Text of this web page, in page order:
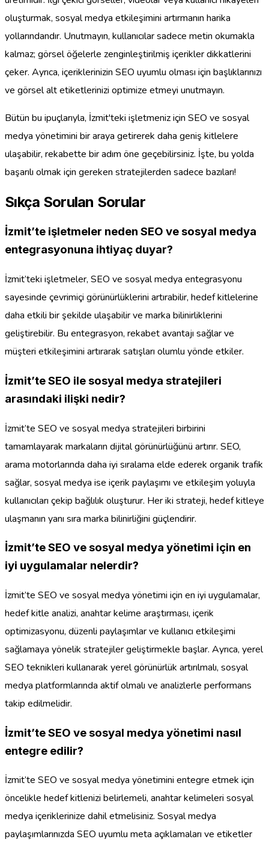
oluşturmak, sosyal medya etkileşimini artırmanın harika
yollarındandır. Unutmayın, kullanıcılar sadece metin okumakla
kalmaz; görsel öğelerle zenginleştirilmiş içerikler dikkatlerini
çeker. Ayrıca, içeriklerinizin SEO uyumlu olması için başlıklarınızı
ve görsel alt etiketlerinizi optimize etmeyi unutmayın.
Bütün bu ipuçlarıyla, İzmit'teki işletmeniz için SEO ve sosyal
medya yönetimini bir araya getirerek daha geniş kitlelere
ulaşabilir, rekabette bir adım öne geçebilirsiniz. İşte, bu yolda
başarılı olmak için gereken stratejilerden sadece bazıları!
Sıkça Sorulan Sorular
İzmit’te işletmeler neden SEO ve sosyal medya
entegrasyonuna ihtiyaç duyar?
İzmit’teki işletmeler, SEO ve sosyal medya entegrasyonu
sayesinde çevrimiçi görünürlüklerini artırabilir, hedef kitlelerine
daha etkili bir şekilde ulaşabilir ve marka bilinirliklerini
geliştirebilir. Bu entegrasyon, rekabet avantajı sağlar ve
müşteri etkileşimini artırarak satışları olumlu yönde etkiler.
İzmit’te SEO ile sosyal medya stratejileri
arasındaki ilişki nedir?
İzmit’te SEO ve sosyal medya stratejileri birbirini
tamamlayarak markaların dijital görünürlüğünü artırır. SEO,
arama motorlarında daha iyi sıralama elde ederek organik trafik
sağlar, sosyal medya ise içerik paylaşımı ve etkileşim yoluyla
kullanıcıları çekip bağlılık oluşturur. Her iki strateji, hedef kitleye
ulaşmanın yanı sıra marka bilinirliğini güçlendirir.
İzmit’te SEO ve sosyal medya yönetimi için en
iyi uygulamalar nelerdir?
İzmit’te SEO ve sosyal medya yönetimi için en iyi uygulamalar,
hedef kitle analizi, anahtar kelime araştırması, içerik
optimizasyonu, düzenli paylaşımlar ve kullanıcı etkileşimi
sağlamaya yönelik stratejiler geliştirmekle başlar. Ayrıca, yerel
SEO teknikleri kullanarak yerel görünürlük artırılmalı, sosyal
medya platformlarında aktif olmalı ve analizlerle performans
takip edilmelidir.
İzmit’te SEO ve sosyal medya yönetimi nasıl
entegre edilir?
İzmit’te SEO ve sosyal medya yönetimini entegre etmek için
öncelikle hedef kitlenizi belirlemeli, anahtar kelimeleri sosyal
medya içeriklerinize dahil etmelisiniz. Sosyal medya
paylaşımlarınızda SEO uyumlu meta açıklamaları ve etiketler